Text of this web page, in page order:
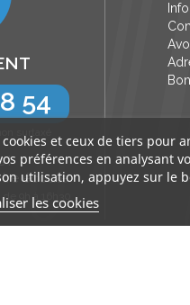
54
!
écoute
9h à 16h30
et ceux de tiers pour
préférences en analysant
utilisation, appuyez sur le
les cookies